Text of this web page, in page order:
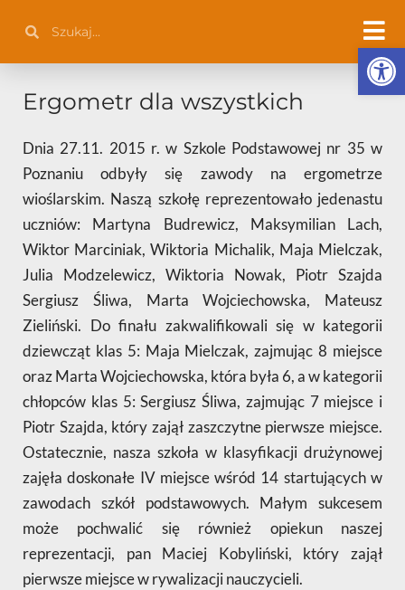
treści
Ergometr dla wszystkich
Dnia 27.11. 2015 r. w Szkole Podstawowej nr 35 w
Poznaniu odbyły się zawody na ergometrze
wioślarskim. Naszą szkołę reprezentowało jedenastu
uczniów: Martyna Budrewicz, Maksymilian Lach,
Wiktor Marciniak, Wiktoria Michalik, Maja Mielczak,
Julia Modzelewicz, Wiktoria Nowak, Piotr Szajda
Sergiusz Śliwa, Marta Wojciechowska, Mateusz
Zieliński. Do finału zakwalifikowali się w kategorii
dziewcząt klas 5: Maja Mielczak, zajmując 8 miejsce
oraz Marta Wojciechowska, która była 6, a w kategorii
chłopców klas 5: Sergiusz Śliwa, zajmując 7 miejsce i
Piotr Szajda, który zajął zaszczytne pierwsze miejsce.
Ostatecznie, nasza szkoła w klasyfikacji drużynowej
zajęła doskonałe IV miejsce wśród 14 startujących w
zawodach szkół podstawowych. Małym sukcesem
może pochwalić się również opiekun naszej
reprezentacji, pan Maciej Kobyliński, który zajął
pierwsze miejsce w rywalizacji nauczycieli.